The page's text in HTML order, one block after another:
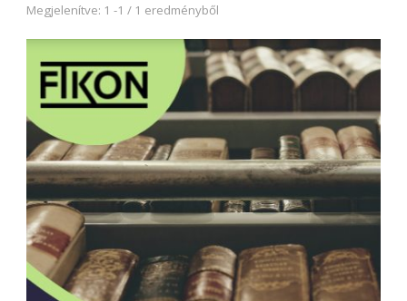
Megjelenítve: 1 -1 / 1 eredményből